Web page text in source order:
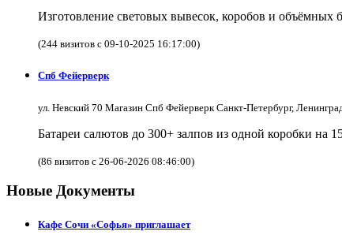
Изготовление световых вывесок, коробов и
(244 визитов с 09-10-2025 16:17:00)
Спб Фейерверк
ул. Невский 70 Магазин Спб Фейерверк Санкт-Петербург,
Батареи салютов до 300+ залпов из одной коробки на
(86 визитов с 26-06-2026 08:46:00)
Новые Документы
Кафе Сочи «Софья» приглашает